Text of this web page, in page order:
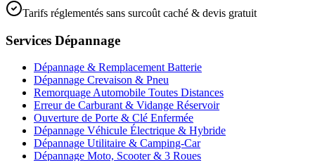
Tarifs réglementés sans surcoût caché & devis gratuit
Services Dépannage
Dépannage & Remplacement Batterie
Dépannage Crevaison & Pneu
Remorquage Automobile Toutes Distances
Erreur de Carburant & Vidange Réservoir
Ouverture de Porte & Clé Enfermée
Dépannage Véhicule Électrique & Hybride
Dépannage Utilitaire & Camping-Car
Dépannage Moto, Scooter & 3 Roues